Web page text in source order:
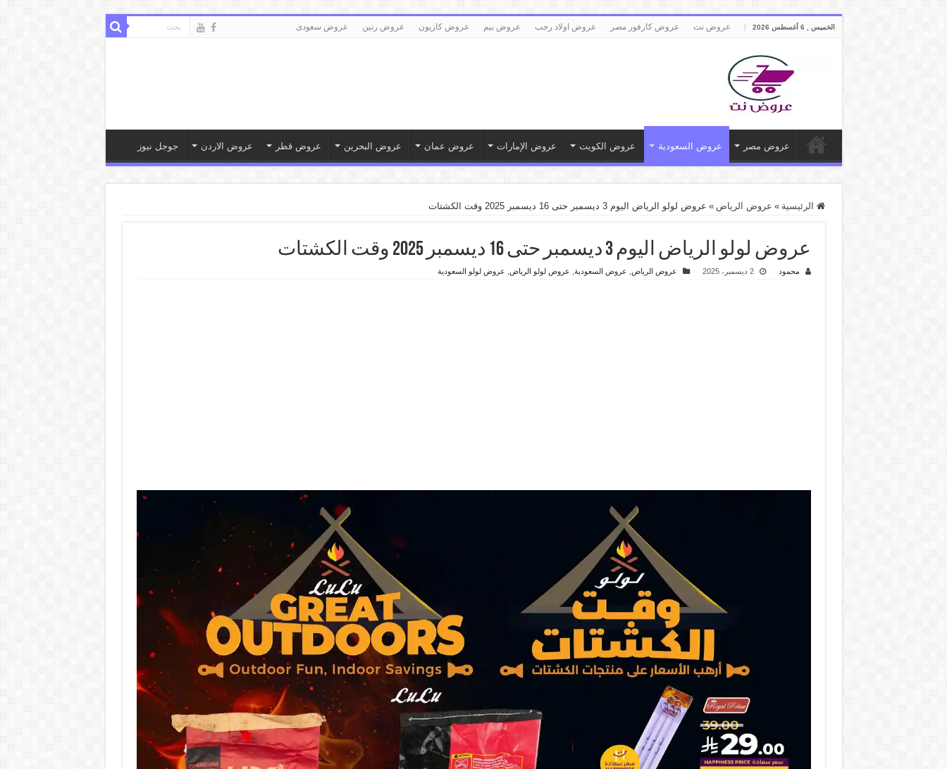
الخميس , 6 أغسطس 2026 عروض نت عروض كارفور مصر عروض اولاد رجب عروض بيم عروض كازيون عروض رنين عروض سعودى
عروض مصر عروض السعودية عروض الكويت عروض الإمارات عروض عمان عروض البحرين عروض قطر عروض الاردن جوجل نيوز
الرئيسية » عروض الرياض » عروض لولو الرياض اليوم 3 ديسمبر حتى 16 ديسمبر 2025 وقت الكشتات
عروض لولو الرياض اليوم 3 ديسمبر حتى 16 ديسمبر 2025 وقت الكشتات
محمود 2 ديسمبر، 2025 عروض الرياض عروض السعودية عروض لولو الرياض عروض لولو السعودية